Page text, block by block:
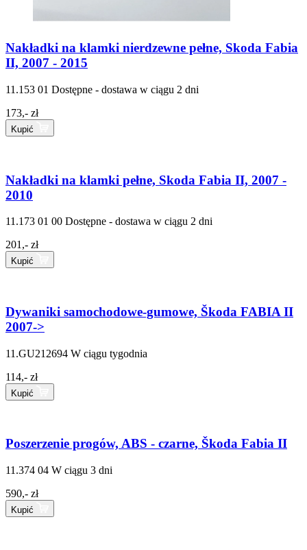
Nakładki na klamki nierdzewne pełne, Skoda Fabia
II, 2007 - 2015
11.153 01 Dostępne - dostawa w ciągu 2 dni
173,- zł
Kupić
Nakładki na klamki pełne, Skoda Fabia II, 2007 -
2010
11.173 01 00 Dostępne - dostawa w ciągu 2 dni
201,- zł
Kupić
Dywaniki samochodowe-gumowe, Škoda FABIA II
2007->
11.GU212694 W ciągu tygodnia
114,- zł
Kupić
Poszerzenie progów, ABS - czarne, Škoda Fabia II
11.374 04 W ciągu 3 dni
590,- zł
Kupić